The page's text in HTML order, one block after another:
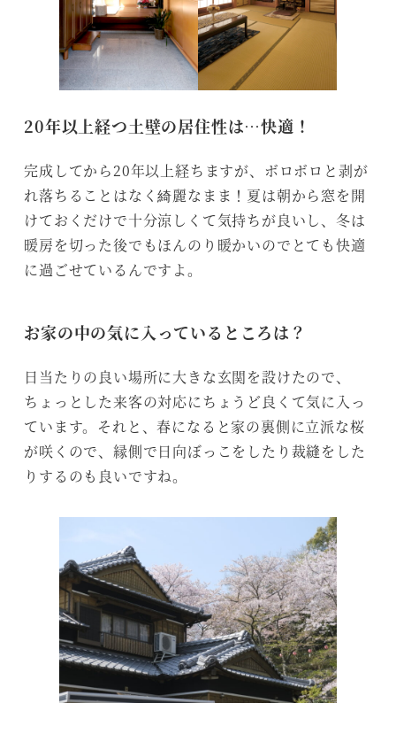
20年以上経つ土壁の居住性は…快適！
完成してから20年以上経ちますが、ボロボロと剥が
れ落ちることはなく綺麗なまま！夏は朝から窓を開
けておくだけで十分涼しくて気持ちが良いし、冬は
暖房を切った後でもほんのり暖かいのでとても快適
に過ごせているんですよ。
お家の中の気に入っているところは？
日当たりの良い場所に大きな玄関を設けたので、
ちょっとした来客の対応にちょうど良くて気に入っ
ています。それと、春になると家の裏側に立派な桜
が咲くので、縁側で日向ぼっこをしたり裁縫をした
りするのも良いですね。